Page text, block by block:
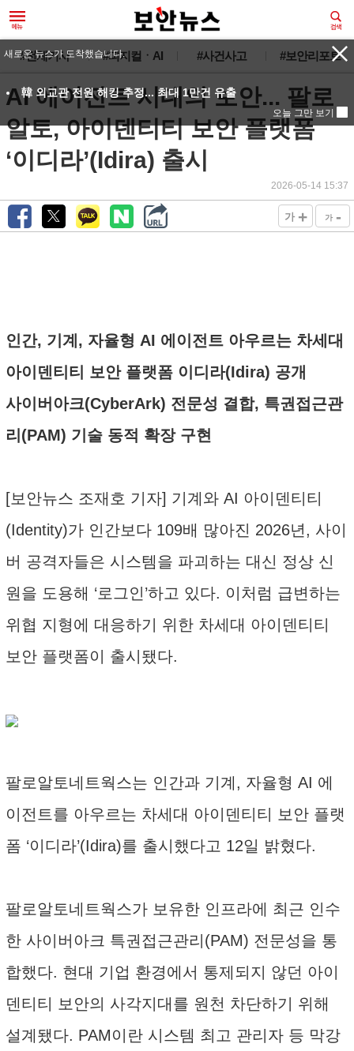
#전체기사 #피지컬ㆍAI #사건사고 #보안리포트
AI 에이전트 시대의 보안... 팔로
알토, 아이덴티티 보안 플랫폼
‘이디라’(Idira) 출시
2026-05-14 15:37
가 + 가 -
인간, 기계, 자율형 AI 에이전트 아우르는 차세대
아이덴티티 보안 플랫폼 이디라(Idira) 공개
사이버아크(CyberArk) 전문성 결합, 특권접근관
리(PAM) 기술 동적 확장 구현
[보안뉴스 조재호 기자] 기계와 AI 아이덴티티
(Identity)가 인간보다 109배 많아진 2026년, 사이
버 공격자들은 시스템을 파괴하는 대신 정상 신
원을 도용해 ‘로그인’하고 있다. 이처럼 급변하는
위협 지형에 대응하기 위한 차세대 아이덴티티
보안 플랫폼이 출시됐다.
팔로알토네트웍스는 인간과 기계, 자율형 AI 에
이전트를 아우르는 차세대 아이덴티티 보안 플랫
폼 ‘이디라’(Idira)를 출시했다고 12일 밝혔다.
팔로알토네트웍스가 보유한 인프라에 최근 인수
한 사이버아크 특권접근관리(PAM) 전문성을 통
합했다. 현대 기업 환경에서 통제되지 않던 아이
덴티티 보안의 사각지대를 원천 차단하기 위해
설계됐다. PAM이란 시스템 최고 관리자 등 막강
새로운 뉴스가 도착했습니다.
韓 외교관 전원 해킹 추정... 최대 1만건 유출
오늘 그만 보기